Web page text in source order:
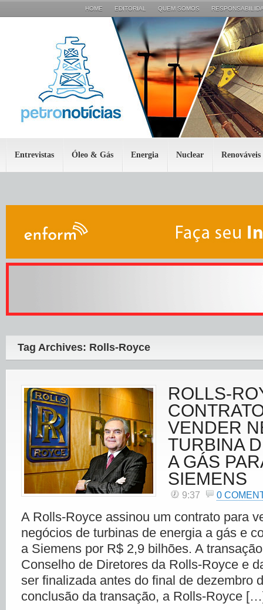
HOME EDITORIAL QUEM SOMOS
Entrevistas Óleo & Gás Energia Nuclear Renováveis
Tag Archives: Rolls-Royce
ROLLS-
VENDER
TURBINA
A GÁS
SIEMENS
9:37 0
A Rolls-Royce assinou um contrato para
negócios de turbinas de energia a gás e
a Siemens por R$ 2,9 bilhões. A
Conselho de Diretores da Rolls-Royce e
ser finalizada antes do final de dezembro
conclusão da transação, a Rolls-Royce